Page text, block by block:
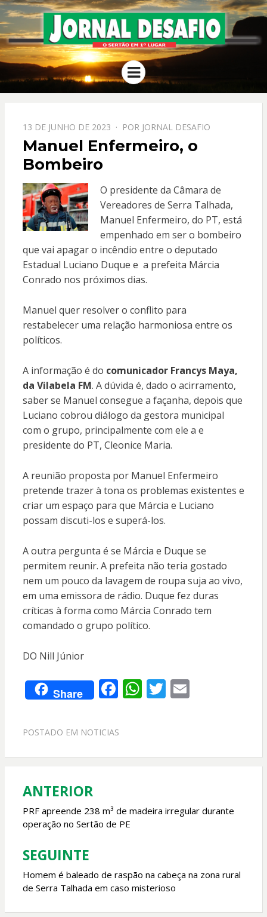
JORNAL
DESAFIO
O Sertão em 1º Lugar
Menu
PPOSTADO
EM
13 DE JUNHO DE 2023 POR JORNAL DESAFIO
Manuel Enfermeiro, o
Bombeiro
O presidente da Câmara de
Vereadores de Serra Talhada,
Manuel Enfermeiro, do PT, está
empenhado em ser o bombeiro
que vai apagar o incêndio entre o deputado
Estadual Luciano Duque e a prefeita Márcia
Conrado nos próximos dias.
Manuel quer resolver o conflito para
restabelecer uma relação harmoniosa entre os
políticos.
A informação é do comunicador Francys Maya,
da Vilabela FM. A dúvida é, dado o acirramento,
saber se Manuel consegue a façanha, depois que
Luciano cobrou diálogo da gestora municipal
com o grupo, principalmente com ele a e
presidente do PT, Cleonice Maria.
A reunião proposta por Manuel Enfermeiro
pretende trazer à tona os problemas existentes e
criar um espaço para que Márcia e Luciano
possam discuti-los e superá-los.
A outra pergunta é se Márcia e Duque se
permitem reunir. A prefeita não teria gostado
nem um pouco da lavagem de roupa suja ao vivo,
em uma emissora de rádio. Duque fez duras
críticas à forma como Márcia Conrado tem
comandado o grupo político.
DO Nill Júnior
Share F
e
o
k
W
A
p
T E
POSTADO EM NOTICIAS
Navegação
de
Post
ANTERIOR
PRF apreende 238 m³ de madeira irregular durante
operação no Sertão de PE
SEGUINTE
Homem é baleado de raspão na cabeça na zona rural
de Serra Talhada em caso misterioso